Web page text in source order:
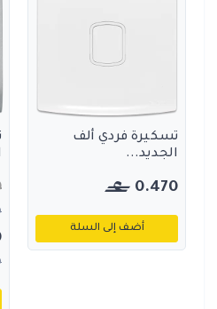
تسكيرة فردي ألف
الجديد...
0.470
أضف إلى السلة